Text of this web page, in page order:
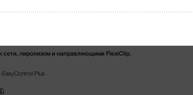
пиролизом и направляющими FlexiClip.
EasyControl Plus